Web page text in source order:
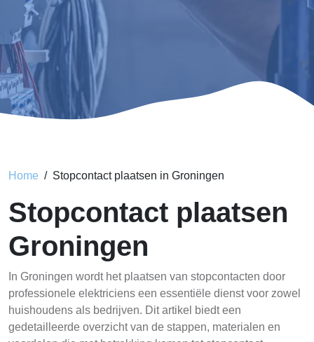
Home Stopcontact plaatsen in Groningen
Stopcontact plaatsen
Groningen
In Groningen wordt het plaatsen van stopcontacten door
professionele elektriciens een essentiële dienst voor zowel
huishoudens als bedrijven. Dit artikel biedt een
gedetailleerde overzicht van de stappen, materialen en